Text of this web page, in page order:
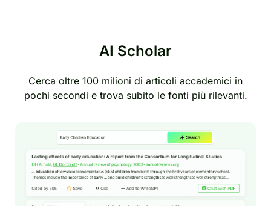
AI Scholar
Cerca oltre 100 milioni di articoli accademici in
pochi secondi e trova subito le fonti più rilevanti.